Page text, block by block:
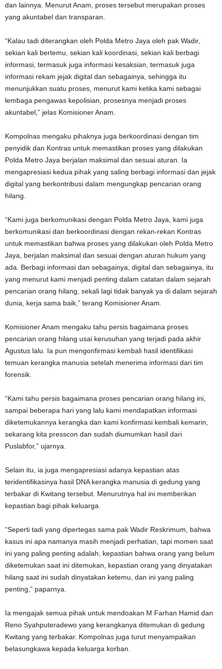
dan lainnya. Menurut Anam, proses tersebut merupakan proses
yang akuntabel dan transparan.
“Kalau tadi diterangkan oleh Polda Metro Jaya oleh pak Wadir,
sekian kali bertemu, sekian kali koordinasi, sekian kali berbagi
informasi, termasuk juga informasi kesaksian, termasuk juga
informasi rekam jejak digital dan sebagainya, sehingga itu
menunjukkan suatu proses, menurut kami ketika kami sebagai
lembaga pengawas kepolisian, prosesnya menjadi proses
akuntabel,” jelas Komisioner Anam.
Kompolnas mengaku pihaknya juga berkoordinasi dengan tim
penyidik dan Kontras untuk memastikan proses yang dilakukan
Polda Metro Jaya berjalan maksimal dan sesuai aturan. Ia
mengapresiasi kedua pihak yang saling berbagi informasi dan jejak
digital yang berkontribusi dalam mengungkap pencarian orang
hilang.
“Kami juga berkomunikasi dengan Polda Metro Jaya, kami juga
berkomunikasi dan berkoordinasi dengan rekan-rekan Kontras
untuk memastikan bahwa proses yang dilakukan oleh Polda Metro
Jaya, berjalan maksimal dan sesuai dengan aturan hukum yang
ada. Berbagi informasi dan sebagainya, digital dan sebagainya, itu
yang menurut kami menjadi penting dalam catatan dalam sejarah
pencarian orang hilang, sekali lagi tidak banyak ya di dalam sejarah
dunia, kerja sama baik,” terang Komisioner Anam.
Komisioner Anam mengaku tahu persis bagaimana proses
pencarian orang hilang usai kerusuhan yang terjadi pada akhir
Agustus lalu. Ia pun mengonfirmasi kembali hasil identifikasi
temuan kerangka manusia setelah menerima informasi dari tim
forensik.
“Kami tahu persis bagaimana proses pencarian orang hilang ini,
sampai beberapa hari yang lalu kami mendapatkan informasi
diketemukannya kerangka dan kami konfirmasi kembali kemarin,
sekarang kita presscon dan sudah diumumkan hasil dari
Puslabfor,” ujarnya.
Selain itu, ia juga mengapresiasi adanya kepastian atas
teridentifikasinya hasil DNA kerangka manusia di gedung yang
terbakar di Kwitang tersebut. Menurutnya hal ini memberikan
kepastian bagi pihak keluarga.
“Seperti tadi yang dipertegas sama pak Wadir Reskrimum, bahwa
kasus ini apa namanya masih menjadi perhatian, tapi momen saat
ini yang paling penting adalah, kepastian bahwa orang yang belum
diketemukan saat ini ditemukan, kepastian orang yang dinyatakan
hilang saat ini sudah dinyatakan ketemu, dan ini yang paling
penting,” paparnya.
Ia mengajak semua pihak untuk mendoakan M Farhan Hamid dan
Reno Syahputeradewo yang kerangkanya ditemukan di gedung
Kwitang yang terbakar. Kompolnas juga turut menyampaikan
belasungkawa kepada keluarga korban.